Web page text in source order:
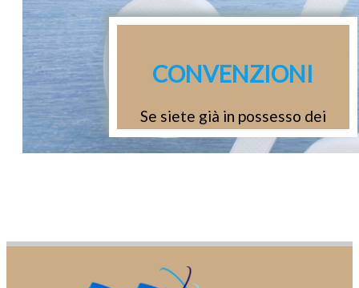
Prenota da noi la tua lista
regalo!
CONVENZIONI
Se siete già in possesso dei
dati,
effettuate l'accesso e